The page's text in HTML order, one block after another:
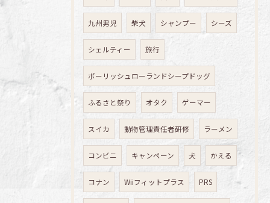
九州男児 柴犬 シャンプー シーズ
シェルティー 旅行
ポーリッシュローランドシープドッグ
ふるさと祭り オタク ゲーマー
スイカ 動物管理責任者研修 ラーメン
コンビニ キャンペーン 犬 かえる
コナン Wiiフィットプラス PRS